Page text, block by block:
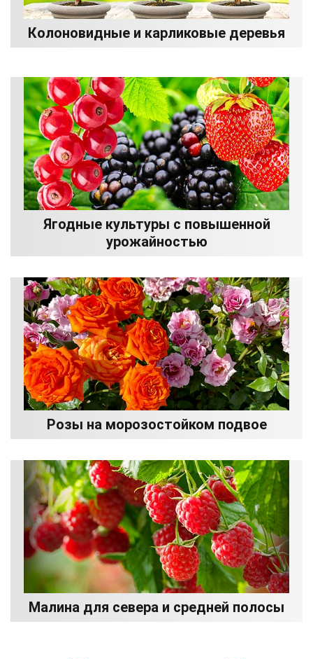
Колоновидные и карликовые деревья
Ягодные культуры с повышенной
урожайностью
Розы на морозостойком подвое
Малина для севера и средней полосы